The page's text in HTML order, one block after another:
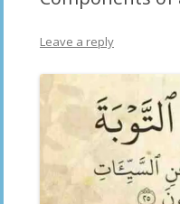
Leave a reply